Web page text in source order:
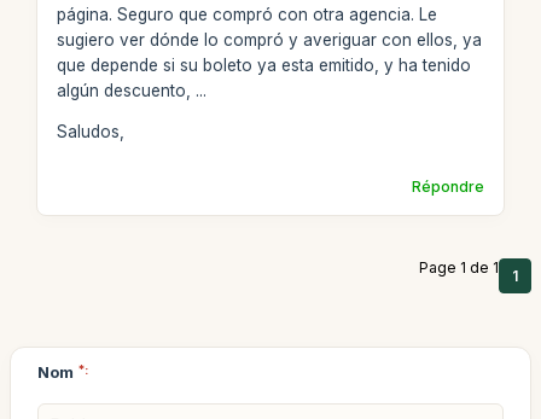
página. Seguro que compró con otra agencia. Le
sugiero ver dónde lo compró y averiguar con ellos, ya
que depende si su boleto ya esta emitido, y ha tenido
algún descuento, ...
Saludos,
Répondre
Page 1 de 1 1
Nom *: